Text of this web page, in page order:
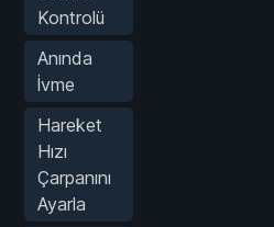
Kontrolü
Anında
İvme
Hareket
Hızı
Çarpanını
Ayarla